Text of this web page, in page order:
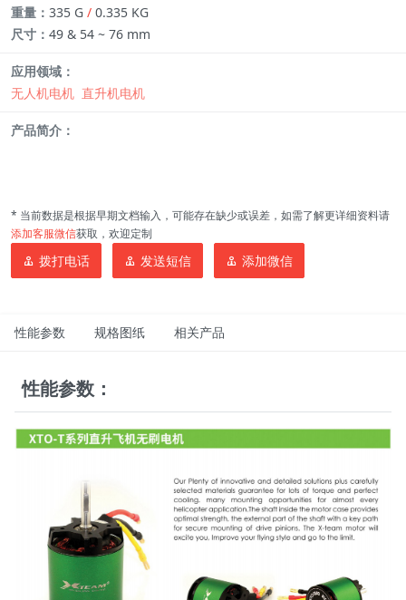
重量： 335 G / 0.335 KG
尺寸： 49 & 54 ~ 76 mm
应用领域：
无人机电机 直升机电机
产品简介：
* 当前数据是根据早期文档输入，可能存在缺少或误差，如需了解更详细资料请
添加客服微信获取，欢迎定制
拨打电话 发送短信 添加微信
性能参数 规格图纸 相关产品
性能参数：